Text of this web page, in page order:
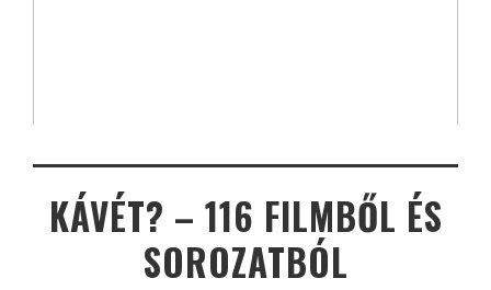
KÁVÉT? – 116 FILMBŐL ÉS
SOROZATBÓL